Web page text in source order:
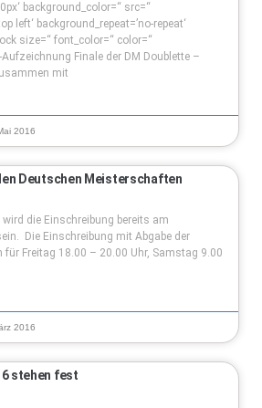
background_color=“ src=“
left‘ background_repeat=’no-repeat‘
size=“ font_color=“ color=“
Finale der DM Doublette –
mit
2016
Deutschen Meisterschaften
die Einschreibung bereits am
Die Einschreibung mit Abgabe der
für Freitag 18.00 – 20.00 Uhr, Samstag 9.00
2016
stehen fest